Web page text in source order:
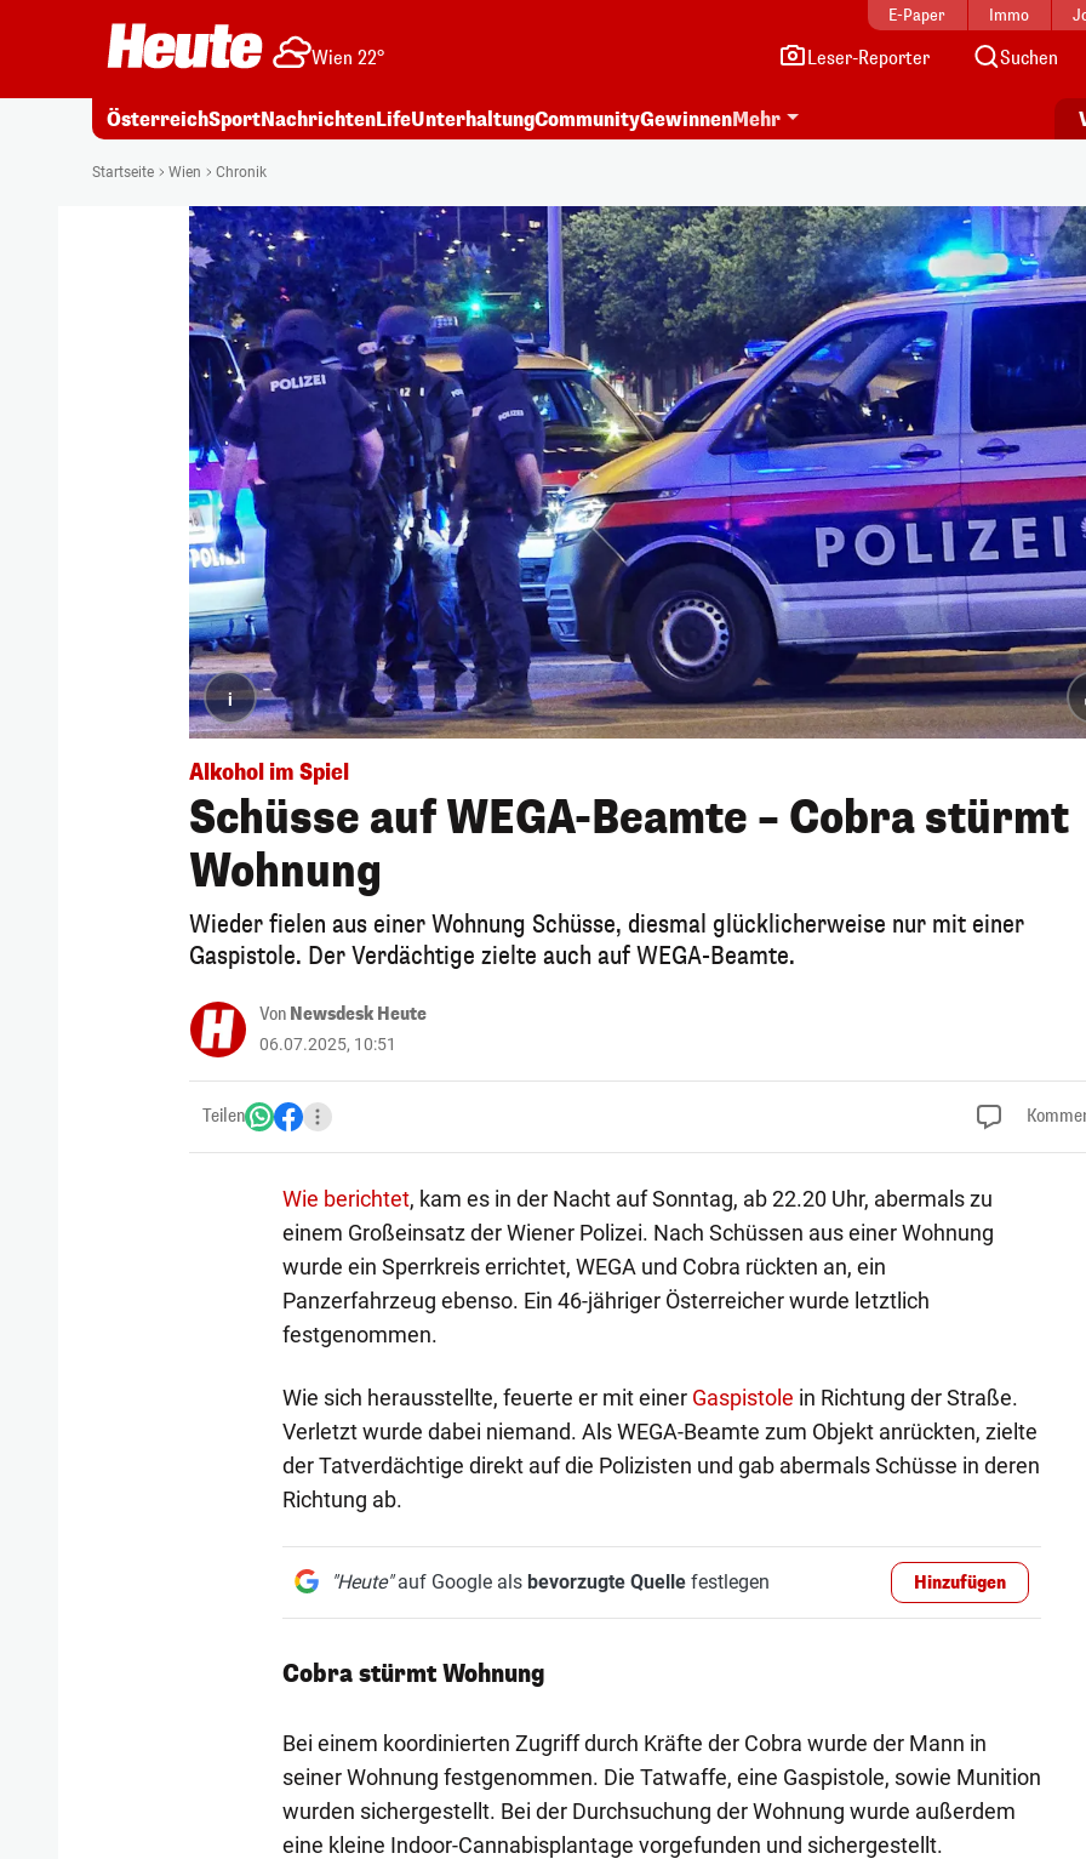
E-Paper Immo
Wien 22° Leser-Reporter Suchen
ÖsterreichSportNachrichtenLifeUnterhaltungCommunityGewinnenMehr
Startseite Wien Chronik
i
Alkohol im Spiel
Schüsse auf WEGA-Beamte – Cobra stürmt
Wohnung
Wieder fielen aus einer Wohnung Schüsse, diesmal glücklicherweise nur mit einer
Gaspistole. Der Verdächtige zielte auch auf WEGA-Beamte.
Von Newsdesk Heute
06.07.2025, 10:51
Teilen
Wie berichtet, kam es in der Nacht auf Sonntag, ab 22.20 Uhr, abermals zu
einem Großeinsatz der Wiener Polizei. Nach Schüssen aus einer Wohnung
wurde ein Sperrkreis errichtet, WEGA und Cobra rückten an, ein
Panzerfahrzeug ebenso. Ein 46-jähriger Österreicher wurde letztlich
festgenommen.
Wie sich herausstellte, feuerte er mit einer Gaspistole in Richtung der Straße.
Verletzt wurde dabei niemand. Als WEGA-Beamte zum Objekt anrückten, zielte
der Tatverdächtige direkt auf die Polizisten und gab abermals Schüsse in deren
Richtung ab.
"Heute"auf Google als bevorzugte Quellefestlegen Hinzufügen
Cobra stürmt Wohnung
Bei einem koordinierten Zugriff durch Kräfte der Cobra wurde der Mann in
seiner Wohnung festgenommen. Die Tatwaffe, eine Gaspistole, sowie Munition
wurden sichergestellt. Bei der Durchsuchung der Wohnung wurde außerdem
eine kleine Indoor-Cannabisplantage vorgefunden und sichergestellt.